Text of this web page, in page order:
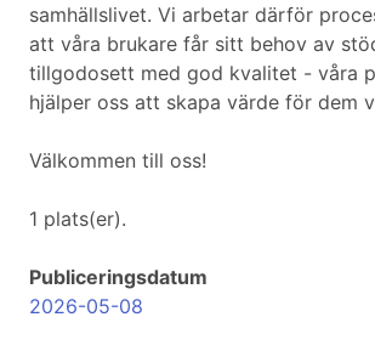
samhällslivet. Vi arbetar därför
att våra brukare får sitt behov av
tillgodosett med god kvalitet - våra
hjälper oss att skapa värde för dem
Välkommen till oss!
1 plats(er).
Publiceringsdatum
2026-05-08